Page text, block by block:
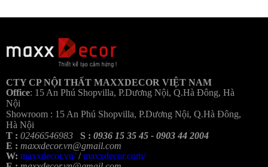
CTY CP NỘI THẤT MAXXDECOR VIỆT NAM
Office: 15 An Phú Shopvilla, P.Dương Nội, Q.Hà Đông, Hà
Nội
Showroom : 15 An Phú Shopvilla, P.Dương Nội, Q.Hà Đông,
Hà Nội
T : 02466546983 S : 0936 15 35 45 - 0903 44 2004
E : maxxdecor.vn@gmail.com
W: maxxdecor.vn//maxxdecor.com/